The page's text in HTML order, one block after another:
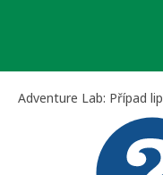
Adventure Lab: Případ